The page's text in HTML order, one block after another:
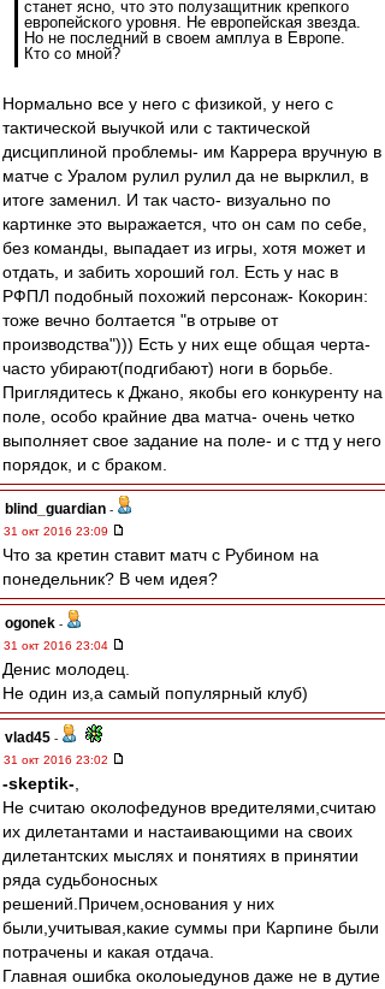
станет ясно, что это полузащитник крепкого
европейского уровня. Не европейская звезда.
Но не последний в своем амплуа в Европе.
Кто со мной?
Нормально все у него с физикой, у него с
тактической выучкой или с тактической
дисциплиной проблемы- им Каррера вручную в
матче с Уралом рулил рулил да не вырклил, в
итоге заменил. И так часто- визуально по
картинке это выражается, что он сам по себе,
без команды, выпадает из игры, хотя может и
отдать, и забить хороший гол. Есть у нас в
РФПЛ подобный похожий персонаж- Кокорин:
тоже вечно болтается "в отрыве от
производства"))) Есть у них еще общая черта-
часто убирают(подгибают) ноги в борьбе.
Приглядитесь к Джано, якобы его конкуренту на
поле, особо крайние два матча- очень четко
выполняет свое задание на поле- и с ттд у него
порядок, и с браком.
blind_guardian -
31 окт 2016 23:09
Что за кретин ставит матч с Рубином на
понедельник? В чем идея?
ogonek -
31 окт 2016 23:04
Денис молодец.
Не один из,а самый популярный клуб)
vlad45 -
31 окт 2016 23:02
-skeptik-
Не считаю околофедунов вредителями,считаю
их дилетантами и настаивающими на своих
дилетантских мыслях и понятиях в принятии
ряда судьбоносных
решений.Причем,основания у них
были,учитывая,какие суммы при Карпине были
потрачены и какая отдача.
Главная ошибка околоыедунов даже не в дутие